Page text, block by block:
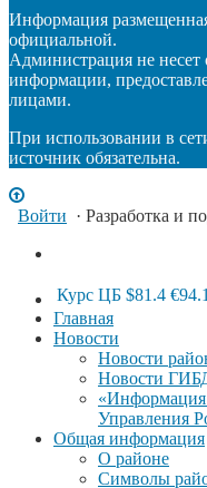
Информация
официальной.
Администрация не несет
информации,
лицами.
При использовании в
источник обязательна.
Войти · Разработка и
Курс ЦБ $81.4 €94.1
Главная
Новости
Новости
Новости
Управления
Общая информация
О районе
Символы